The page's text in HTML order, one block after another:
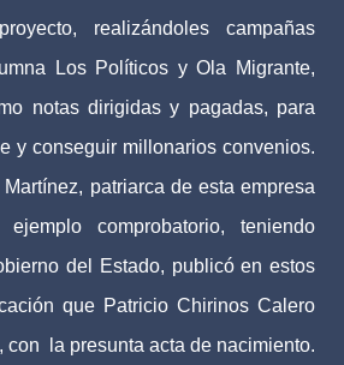
realizándoles campañas
Los Políticos y Ola Migrante,
notas dirigidas y pagadas, para
y conseguir millonarios convenios.
patriarca de esta empresa
comprobatorio, teniendo
del Estado, publicó en estos
que Patricio Chirinos Calero
con
la presunta acta de nacimiento.